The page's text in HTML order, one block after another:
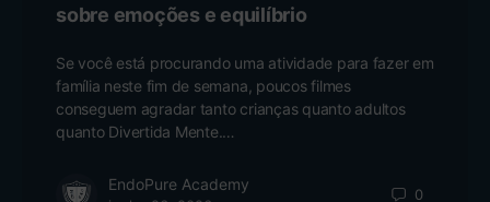
sobre emoções e equilíbrio
Se você está procurando uma atividade para fazer em
família neste fim de semana, poucos filmes
conseguem agradar tanto crianças quanto adultos
quanto Divertida Mente.…
EndoPure Academy
0